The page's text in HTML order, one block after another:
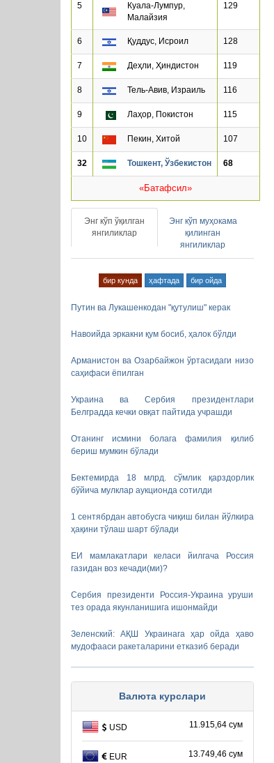
5
Куала-Лумпур,
Малайзия
129
6 Қуддус, Исроил 128
7 Деҳли, Ҳиндистон 119
8 Тель-Авив, Израиль 116
9 Лаҳор, Покистон 115
10 Пекин, Хитой 107
32 Тошкент, Ўзбекистон 68
«Батафсил»
Энг кўп ўқилган
янгиликлар
Энг кўп муҳокама
қилинган
янгиликлар
бир кунда ҳафтада бир ойда
Путин ва Лукашенкодан "қутулиш" керак
Навоийда эркакни қум босиб, ҳалок бўлди
Арманистон ва Озарбайжон ўртасидаги низо
саҳифаси ёпилган
Украина ва Сербия президентлари
Белградда кечки овқат пайтида учрашди
Отанинг исмини болага фамилия қилиб
бериш мумкин бўлади
Бектемирда 18 млрд. сўмлик қарздорлик
бўйича мулклар аукционда сотилди
1 сентябрдан автобусга чиқиш билан йўлкира
ҳақини тўлаш шарт бўлади
ЕИ мамлакатлари келаси йилгача Россия
газидан воз кечади(ми)?
Сербия президенти Россия-Украина уруши
тез орада якунланишига ишонмайди
Зеленский: АҚШ Украинага ҳар ойда ҳаво
мудофааси ракеталарини етказиб беради
Валюта курслари
USD 11.915,64 сум
EUR 13.749,46 сум